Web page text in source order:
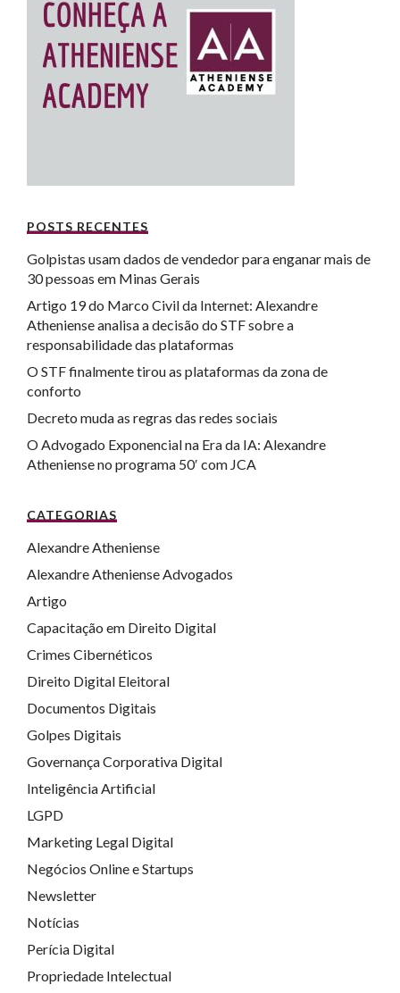
POSTS RECENTES
Golpistas usam dados de vendedor para enganar mais de
30 pessoas em Minas Gerais
Artigo 19 do Marco Civil da Internet: Alexandre
Atheniense analisa a decisão do STF sobre a
responsabilidade das plataformas
O STF finalmente tirou as plataformas da zona de
conforto
Decreto muda as regras das redes sociais
O Advogado Exponencial na Era da IA: Alexandre
Atheniense no programa 50′ com JCA
CATEGORIAS
Alexandre Atheniense
Alexandre Atheniense Advogados
Artigo
Capacitação em Direito Digital
Crimes Cibernéticos
Direito Digital Eleitoral
Documentos Digitais
Golpes Digitais
Governança Corporativa Digital
Inteligência Artificial
LGPD
Marketing Legal Digital
Negócios Online e Startups
Newsletter
Notícias
Perícia Digital
Propriedade Intelectual